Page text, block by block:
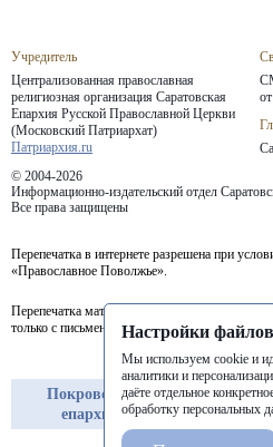
Учредитель
Централизованная православная
религиозная организация Саратовская
Епархия Русской Православной Церкви
(Московский Патриархат)
Патриархия.ru
© 2004-2026
Информационно-издательский отдел
Все права защищены
Перепечатка в интернете разрешена при
«Православное Поволжье».
Перепечатка материалов портала в печатных
только с письменного разрешения редакции.
Покровская
епархия
Настройки
Мы используем cookie и
аналитики и
даёте отдельное
обработку персональных